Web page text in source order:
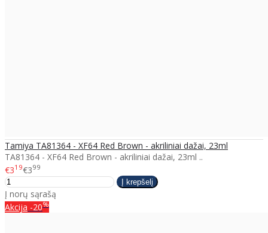
Tamiya TA81364 - XF64 Red Brown - akriliniai dažai, 23ml
TA81364 - XF64 Red Brown - akriliniai dažai, 23ml ..
€319€399
Į norų sąrašą
Akcija -20%